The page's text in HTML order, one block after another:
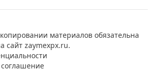
материалов обязательна
сайт zaymexpx.ru.
соглашение